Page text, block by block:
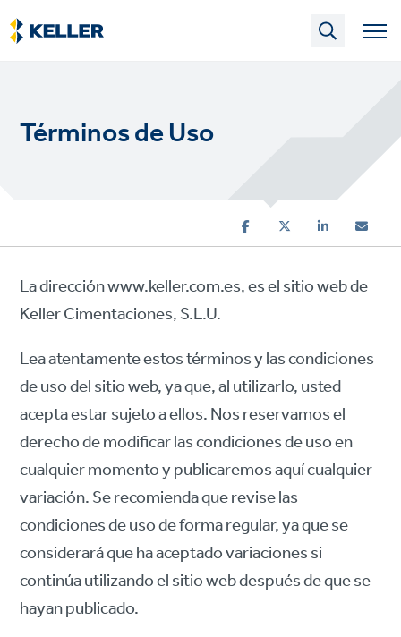
Skip
to
main
Términos de Uso
La dirección www.keller.com.es, es el sitio web de
Keller Cimentaciones, S.L.U.
Lea atentamente estos términos y las condiciones
de uso del sitio web, ya que, al utilizarlo, usted
acepta estar sujeto a ellos. Nos reservamos el
derecho de modificar las condiciones de uso en
cualquier momento y publicaremos aquí cualquier
variación. Se recomienda que revise las
condiciones de uso de forma regular, ya que se
considerará que ha aceptado variaciones si
continúa utilizando el sitio web después de que se
hayan publicado.